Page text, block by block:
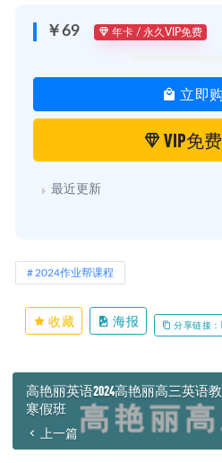
￥69 年卡 / 永久VIP免费
立即
VIP免
最近更新
2024作业帮课程
收藏 海报 分享链接：
高艳丽英语2024高艳丽高三英语
寒假班
上一篇